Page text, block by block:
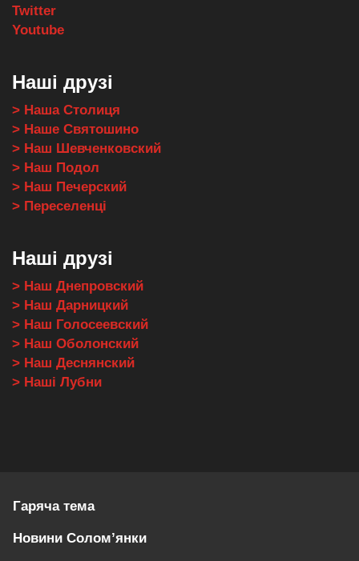
Twitter
Youtube
Наші друзі
> Наша Столиця
> Наше Святошино
> Наш Шевченковский
> Наш Подол
> Наш Печерский
> Переселенці
Наші друзі
> Наш Днепровский
> Наш Дарницкий
> Наш Голосеевский
> Наш Оболонский
> Наш Деснянский
> Наші Лубни
Гаряча тема
Новини Солом’янки